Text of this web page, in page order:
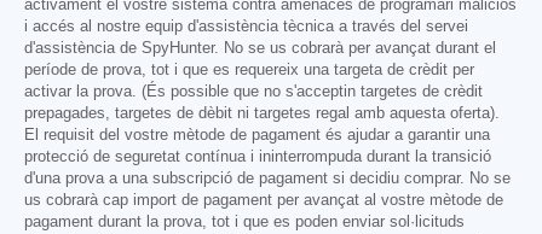
activament el vostre sistema contra amenaces de programari maliciós
i accés al nostre equip d'assistència tècnica a través del servei
d'assistència de SpyHunter. No se us cobrarà per avançat durant el
període de prova, tot i que es requereix una targeta de crèdit per
activar la prova. (És possible que no s'acceptin targetes de crèdit
prepagades, targetes de dèbit ni targetes regal amb aquesta oferta).
El requisit del vostre mètode de pagament és ajudar a garantir una
protecció de seguretat contínua i ininterrompuda durant la transició
d'una prova a una subscripció de pagament si decidiu comprar. No se
us cobrarà cap import de pagament per avançat al vostre mètode de
pagament durant la prova, tot i que es poden enviar sol·licituds